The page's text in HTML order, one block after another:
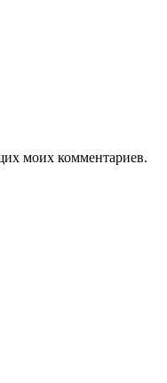
моих комментариев.